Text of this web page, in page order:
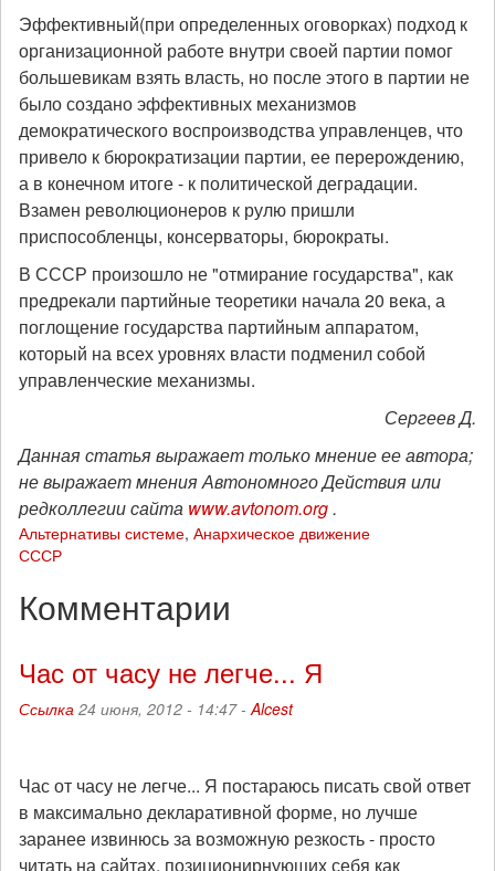
Эффективный(при определенных оговорках) подход к
организационной работе внутри своей партии помог
большевикам взять власть, но после этого в партии не
было создано эффективных механизмов
демократического воспроизводства управленцев, что
привело к бюрократизации партии, ее перерождению,
а в конечном итоге - к политической деградации.
Взамен революционеров к рулю пришли
приспособленцы, консерваторы, бюрократы.
В СССР произошло не "отмирание государства", как
предрекали партийные теоретики начала 20 века, а
поглощение государства партийным аппаратом,
который на всех уровнях власти подменил собой
управленческие механизмы.
Сергеев Д.
Данная статья выражает только мнение ее автора;
не выражает мнения Автономного Действия или
редколлегии сайта www.avtonom.org.
Альтернативы системе, Анархическое движение
СССР
Комментарии
Час от часу не легче... Я
Ссылка 24 июня, 2012 - 14:47 -Alcest
Час от часу не легче... Я постараюсь писать свой ответ
в максимально декларативной форме, но лучше
заранее извинюсь за возможную резкость - просто
читать на сайтах, позиционирнующих себя как